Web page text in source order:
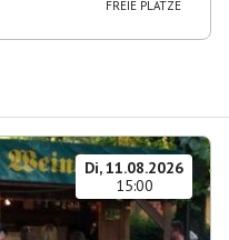
FREIE PLÄTZE
Di, 11.08.2026
15:00